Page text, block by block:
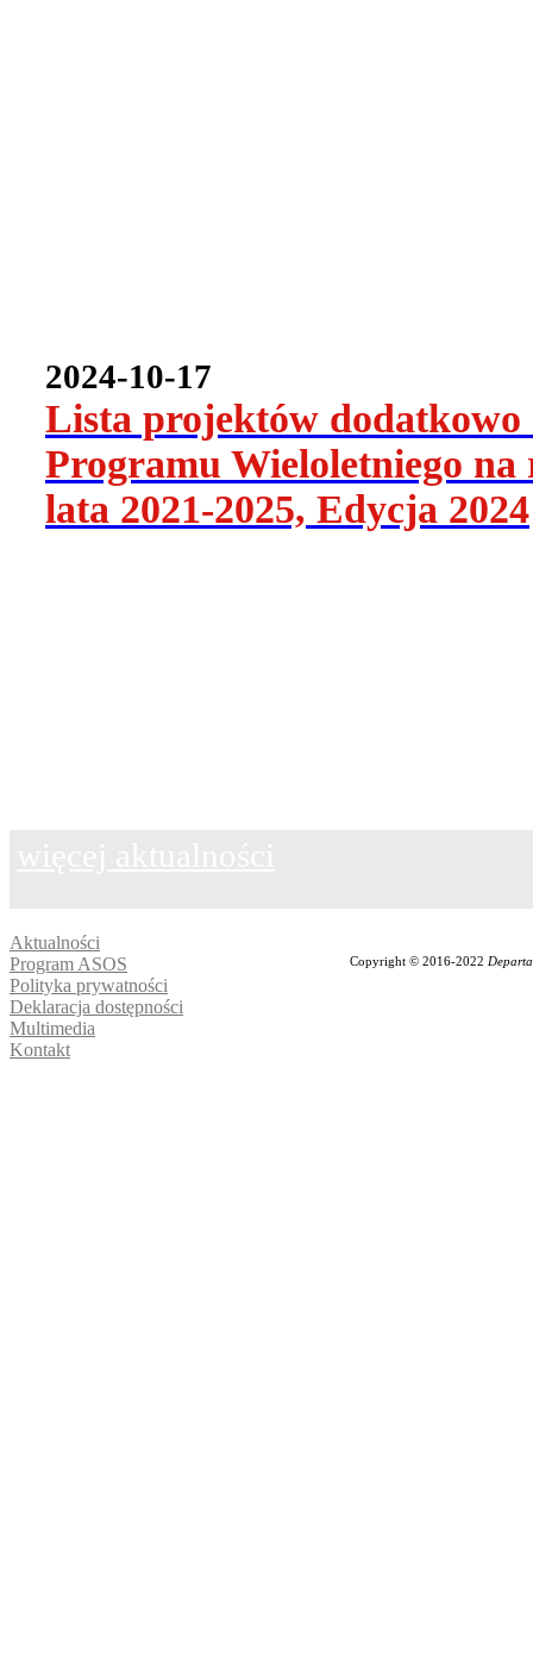
2024-10-17
Lista projektów
Programu Wieloletniego
lata 2021-2025, Edycja 2024
Aktualności
Program ASOS
Polityka prywatności
Deklaracja dostępności
Multimedia
Kontakt
Copyright © 2016-2022